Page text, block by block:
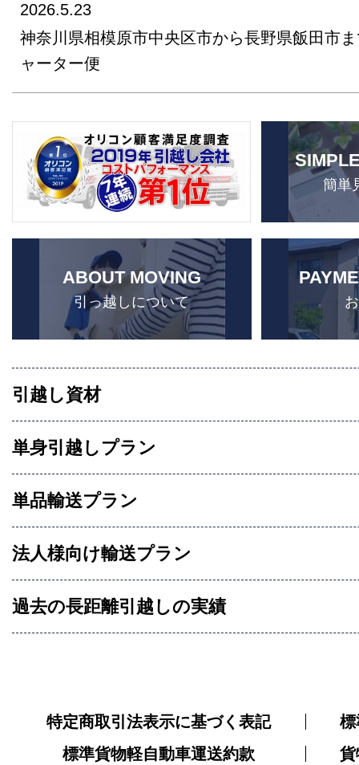
2026.5.23
神奈川県相模原市中央区市から長野県飯田市
ャーター便
簡単
ABOUT MOVING
引っ越しについて
引越し資材
単身引越しプラン
単品輸送プラン
法人様向け輸送プラン
過去の長距離引越しの実績
特定商取引法表示に基づく表記
標
標準貨物軽自動車運送約款
貨